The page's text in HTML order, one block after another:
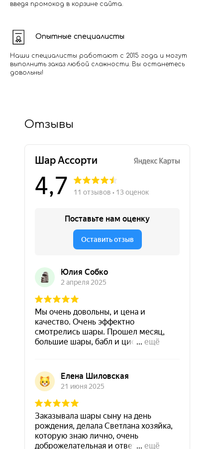
введя промокод в корзине сайта.
Опытные специалисты
Наши специалисты работают с 2015 года и могут
выполнить заказ любой сложности. Вы останетесь
довольны!
Отзывы